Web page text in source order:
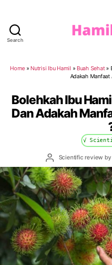
Search
Home » Nutrisi Ibu Hamil » Buah Sehat»
Adakah Manfaat
Bolehkah Ibu
Dan Adakah
√
Post
author
Scientific review by